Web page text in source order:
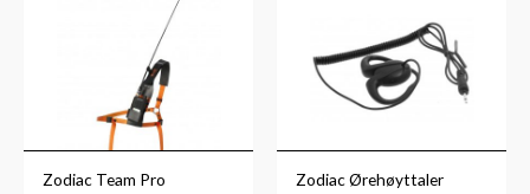
Zodiac Team Pro
Zodiac Ørehøyttaler